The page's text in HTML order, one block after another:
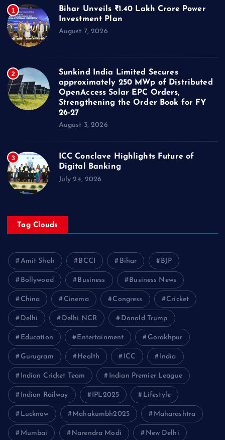
1
Bihar Unveils ₹1.40 Lakh Crore Power
Investment Plan
August 7, 2026
2
Sunkind India Limited Secures
approximately 250 MWp of Distributed
OpenAccess Solar EPC Orders,
Strengthening the Order Book for FY
26-27
August 3, 2026
3
ICC Conclave Highlights Future of
Digital Banking
July 24, 2026
Tag Clouds
Amit Shah BCCI Bihar BJP
Bollywood Business Business News
China Cinema Congress Cricket
Delhi Delhi NCR Donald Trump
Education Entertainment Gorakhpur
Gurugram Health ICC India
Indian Cricket Team Indian Premier League
Indian Railway IPL2025 Lifestyle
Lucknow Mahakumbh2025 Maharashtra
Mumbai Narendra Modi New Delhi